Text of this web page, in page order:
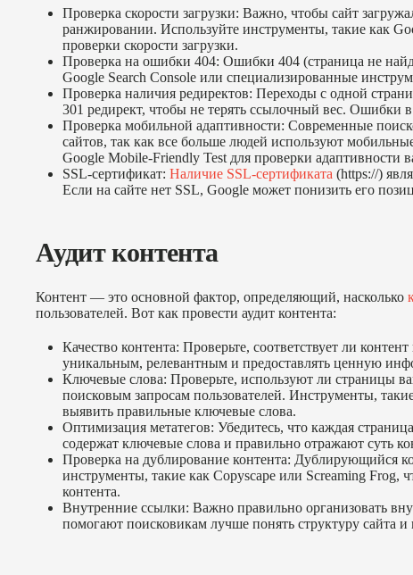
Проверка скорости загрузки: Важно, чтобы сайт
ранжировании. Используйте инструменты, такие как
проверки скорости загрузки.
Проверка на ошибки 404: Ошибки 404 (страница не
Google Search Console или специализированные
Проверка наличия редиректов: Переходы с одной
301 редирект, чтобы не терять ссылочный вес. Ошибки
Проверка мобильной адаптивности: Современные
сайтов, так как все больше людей используют
Google Mobile-Friendly Test для проверки адаптивности
SSL-сертификат: Наличие SSL-сертификата (https://)
Если на сайте нет SSL, Google может понизить его
Аудит контента
Контент — это основной фактор, определяющий, насколько
пользователей. Вот как провести аудит контента:
Качество контента: Проверьте, соответствует ли
уникальным, релевантным и предоставлять ценную
Ключевые слова: Проверьте, используют ли страницы
поисковым запросам пользователей. Инструменты,
выявить правильные ключевые слова.
Оптимизация метатегов: Убедитесь, что каждая
содержат ключевые слова и правильно отражают суть
Проверка на дублирование контента: Дублирующийся
инструменты, такие как Copyscape или Screaming
контента.
Внутренние ссылки: Важно правильно организовать
помогают поисковикам лучше понять структуру сайта и